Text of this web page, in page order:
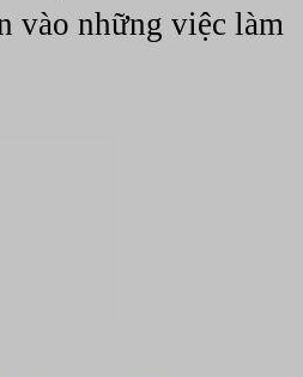
vào những việc làm